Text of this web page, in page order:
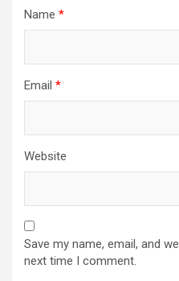
Name *
Email *
Website
Save my name, email, and
next time I comment.